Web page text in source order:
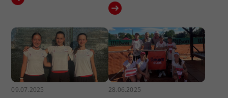
09.07.2025 28.06.2025